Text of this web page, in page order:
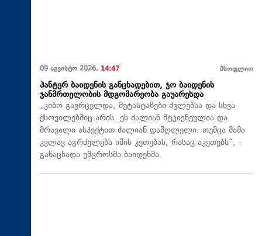
09 აგვისტო 2026, 14:47 მსოფლიო
ჰანტერ ბაიდენის განცხადებით, ჯო ბაიდენის
ჯანმრთელობის მდგომარეობა გაუარესდა
„კიბო გავრცელდა, მეტასტაზები ძვლებსა და სხვა
ქსოვილებშიც არის. ეს ძალიან მტკივნეულია და
მრავალი ასპექტით ძალიან დამღლელი. თუმცა მამა
კვლავ აგრძელებს იმის კეთებას, რასაც აკეთებს“, -
განაცხადა უმცროსმა ბაიდენმა.